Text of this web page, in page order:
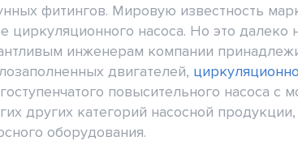
фитингов. Мировую известность
циркуляционного насоса. Но это
инженерам компании
двигателей,
повысительного насоса
других категорий насосной
оборудования.